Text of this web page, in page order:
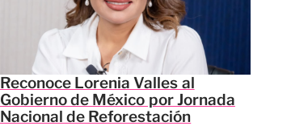
Reconoce Lorenia Valles al
Gobierno de México por Jornada
Nacional de Reforestación